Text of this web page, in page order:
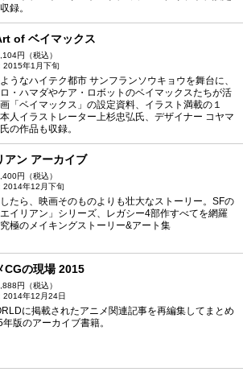
録。
of ベイマックス
円（税込）
2015年1月下旬
うなハイテク都市 サンフランソウキョウを舞台に、
・ハマダやケア・ロボットのベイマックスたちが活
「ベイマックス」の設定資料、イラスト満載の１
人イラストレーター上杉忠弘氏、デザイナー コヤマ
の作品も収録。
アン アーカイブ
円（税込）
2014年12月下旬
たら、映画そのものよりも壮大なストーリー。SFの
イリアン」シリーズ、レガシー4部作すべてを網羅
極のメイキングストーリー&アート集
CGの現場 2015
円（税込）
2014年12月24日
に掲載されたアニメ関連記事を再編集してまとめ
版のアーカイブ書籍。